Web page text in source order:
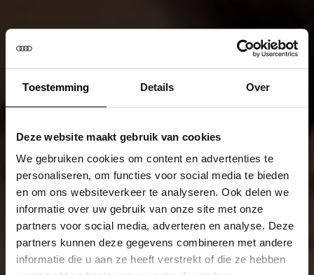
Toestemming Details Over
Deze website maakt gebruik van cookies
We gebruiken cookies om content en advertenties te
personaliseren, om functies voor social media te bieden
en om ons websiteverkeer te analyseren. Ook delen we
informatie over uw gebruik van onze site met onze
partners voor social media, adverteren en analyse. Deze
partners kunnen deze gegevens combineren met andere
informatie die u aan ze heeft verstrekt of die ze hebben